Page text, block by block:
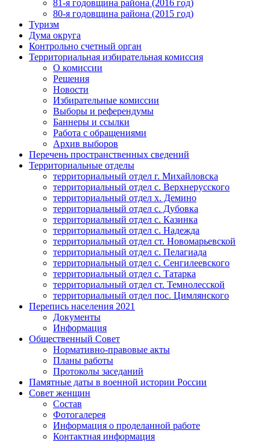
81-я годовщина района (2016 год)
80-я годовщина района (2015 год)
Туризм
Дума округа
Контрольно счетный орган
Территориальная избирательная комиссия
О комиссии
Решения
Новости
Избирательные комиссии
Выборы и референдумы
Баннеры и ссылки
Работа с обращениями
Архив выборов
Перечень пространственных сведений
Территориальные отделы
территориальный отдел г. Михайловска
территориальный отдел с. Верхнерусского
территориальный отдел х. Демино
территориальный отдел с. Дубовка
территориальный отдел с. Казинка
территориальный отдел с. Надежда
территориальный отдел ст. Новомарьевской
территориальный отдел с. Пелагиада
территориальный отдел с. Сенгилеевского
территориальный отдел с. Татарка
территориальный отдел ст. Темнолесской
территориальный отдел пос. Цимлянского
Перепись населения 2021
Документы
Информация
Общественный Совет
Нормативно-правовые акты
Планы работы
Протоколы заседаний
Памятные даты в военной истории России
Совет женщин
Состав
Фотогалерея
Информация о проделанной работе
Контактная информация